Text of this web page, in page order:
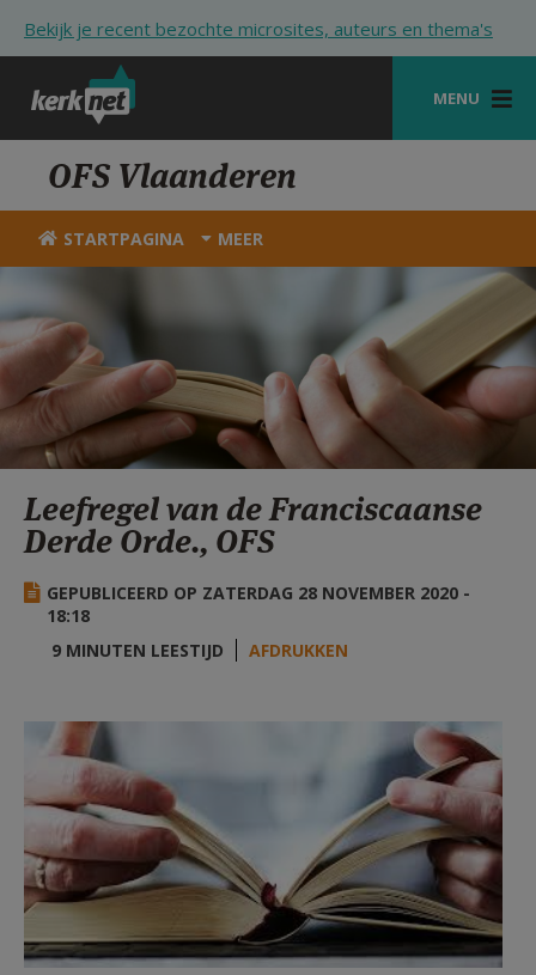
Bekijk je recent bezochte microsites, auteurs en thema's
MENU
STARTPAGINA
KERK
VIERINGEN
SHOP
ZOEKEN
HULP
STARTPAGINA PORTAAL
MIJN PAROCHIE
AANMELDEN OF REGISTREREN
OFS Vlaanderen
STARTPAGINA MEER
Leefregel van de Franciscaanse
Derde Orde., OFS
GEPUBLICEERD OP ZATERDAG 28 NOVEMBER 2020 -
18:18
9 MINUTEN LEESTIJD
AFDRUKKEN